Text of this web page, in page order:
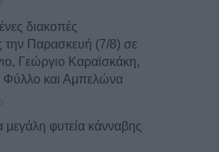
διακοπές
την Παρασκευή (7/8) σε
Γεώργιο Καραϊσκάκη,
και Αμπελώνα
μεγάλη φυτεία κάνναβης